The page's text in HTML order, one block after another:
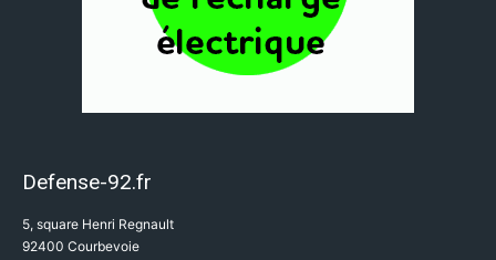
Defense-92.fr
5, square Henri Regnault
92400 Courbevoie